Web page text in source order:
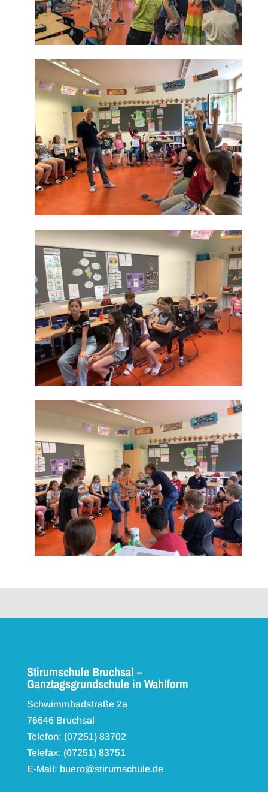
Stirumschule Bruchsal –
Ganztagsgrundschule in Wahlform
Schwimmbadstraße 2a
76646 Bruchsal
Telefon: (07251) 83702
Telefax: (07251) 83751
E-Mail: buero@stirumschule.de